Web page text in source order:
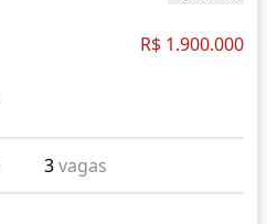
R$ 1.900.000
3vagas